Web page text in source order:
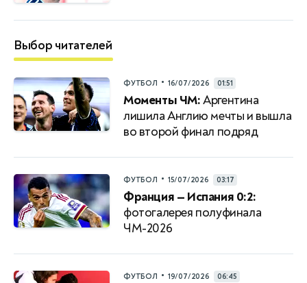
Выбор читателей
ФУТБОЛ • 16/07/2026 01:51
Моменты ЧМ:Аргентина
лишила Англию мечты и вышла
во второй финал подряд
ФУТБОЛ • 15/07/2026 03:17
Франция — Испания 0:2:
фотогалерея полуфинала
ЧМ-2026
ФУТБОЛ • 19/07/2026 06:45